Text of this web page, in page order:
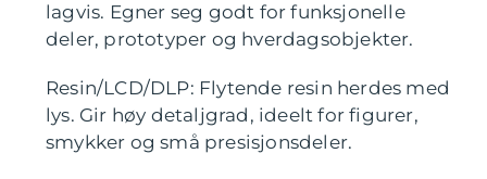
lagvis. Egner seg godt for funksjonelle
deler, prototyper og hverdagsobjekter.
Resin/LCD/DLP: Flytende resin herdes med
lys. Gir høy detaljgrad, ideelt for figurer,
smykker og små presisjonsdeler.